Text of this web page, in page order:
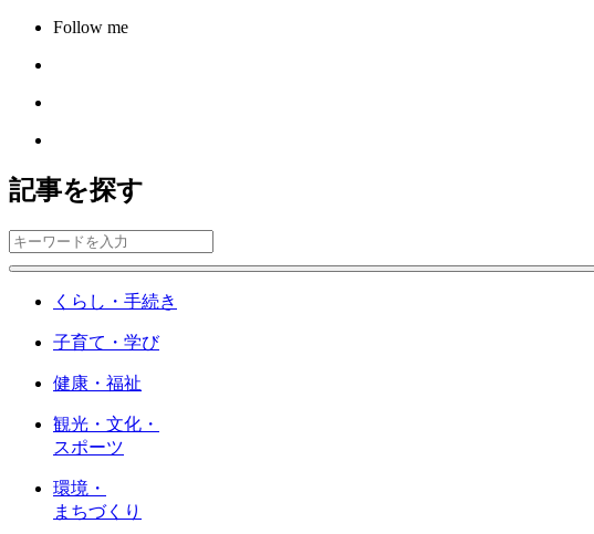
Follow me
記事を探す
くらし・手続き
子育て・学び
健康・福祉
観光・文化・
スポーツ
環境・
まちづくり